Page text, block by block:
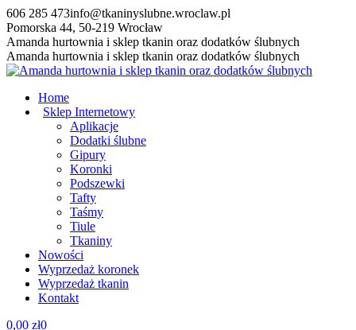
Przewiń
do
zawartości
606 285 473info@tkaninyslubne.wroclaw.pl
Pomorska 44, 50-219 Wrocław
Facebook
page
opens
new
window
Amanda hurtownia i sklep tkanin oraz dodatków ślubnych
Amanda hurtownia i sklep tkanin oraz dodatków ślubnych
Home
Sklep Internetowy
Aplikacje
Dodatki ślubne
Gipury
Koronki
Podszewki
Tafty
Taśmy
Tiule
Tkaniny
Nowości
Wyprzedaż koronek
Wyprzedaż tkanin
Kontakt
0,00 zł0